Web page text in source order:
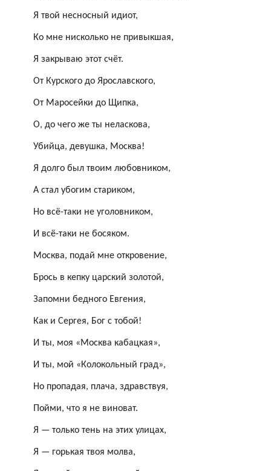
Я твой несносный идиот,
Ко мне нисколько не привыкшая,
Я закрываю этот счёт.
От Курского до Ярославcкого,
От Маросейки до Щипка,
О, до чего же ты неласкова,
Убийца, девушка, Москва!
Я долго был твоим любовником,
А стал убогим стариком,
Но всё-таки не уголовником,
И всё-таки не босяком.
Москва, подай мне откровение,
Брось в кепку царский золотой,
Запомни бедного Евгения,
Как и Сергея, Бог с тобой!
И ты, моя «Москва кабацкая»,
И ты, мой «Колокольный град»,
Но пропадая, плача, здравствуя,
Пойми, что я не виноват.
Я — только тень на этих улицах,
Я — горькая твоя молва,